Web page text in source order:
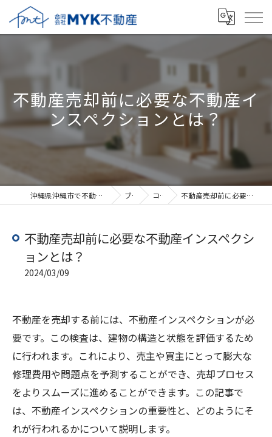
不動産売却前に必要な不動産イ
ンスペクションとは？
沖縄県沖縄市で不動産売却なら合同会社MYK不動産 ブログ コラム 不動産売却前に必要な不動産インスペクションとは？
不動産売却前に必要な不動産インスペクシ
ョンとは？
2024/03/09
不動産を売却する前には、不動産インスペクションが必
要です。この検査は、建物の構造と状態を評価するため
に行われます。これにより、売主や買主にとって膨大な
修理費用や問題点を予測することができ、売却プロセス
をよりスムーズに進めることができます。この記事で
は、不動産インスペクションの重要性と、どのようにそ
れが行われるかについて説明します。